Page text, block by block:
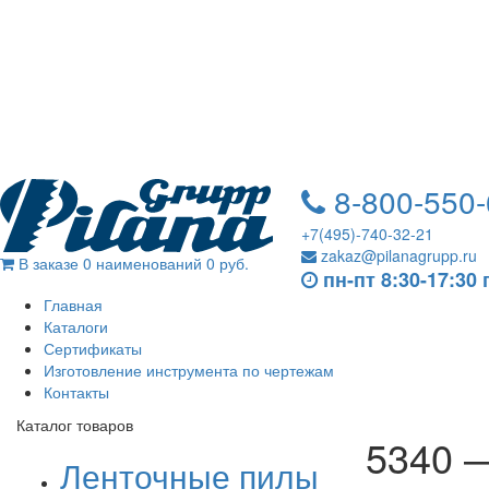
В заказе 0 наименований 0 руб.
8-800-
+7(495)-740-32-21
zakaz@pilanagrupp.ru
пн-пт 8:30-17:30
Главная
Каталоги
Сертификаты
Изготовление инструмента по чертежам
Контакты
Каталог товаров
Ленточные пилы
5340